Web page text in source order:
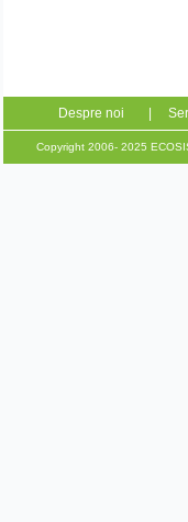
Despre noi
Copyright 2006- 2025